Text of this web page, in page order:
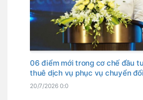
06 điểm mới trong cơ chế đầu
thuê dịch vụ phục vụ chuyển
20/7/2026 0:0